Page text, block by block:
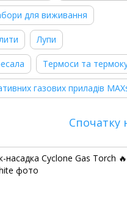
для виживання
Лупи
Термоси та
газових приладів
Спочатку